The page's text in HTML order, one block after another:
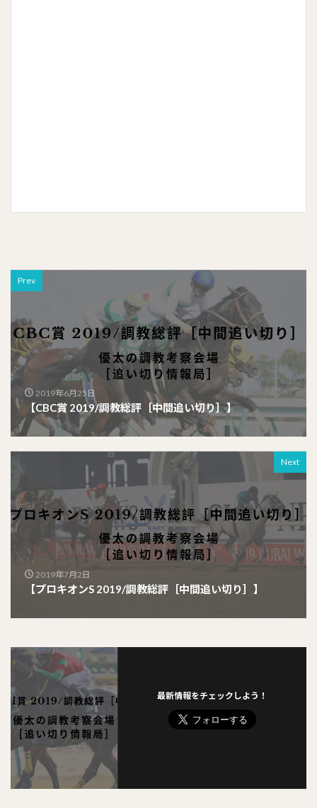
Prev
2019年6月25日
【CBC賞 2019/調教総評［中間追い切り］】
Next
2019年7月2日
【プロキオンS 2019/調教総評［中間追い切り］】
最新情報をチェックしよう！